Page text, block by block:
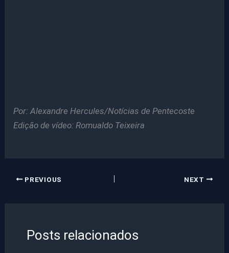
Por: Alexandre Hercules/Notícias de Pentecoste
Edição de vídeo: Romualdo Teixeira
PREVIOUS NEXT
Posts relacionados